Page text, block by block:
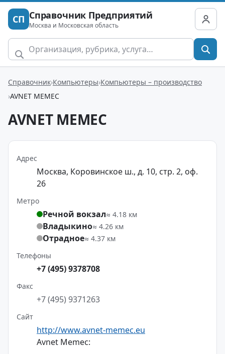
СП Справочник Предприятий
Москва и Московская область
Справочник Компьютеры Компьютеры – производство
AVNET MEMEC
AVNET MEMEC
Адрес
Москва, Коровинское ш., д. 10, стр. 2, оф.
26
Метро
Речной вокзал≈ 4.18 км
Владыкино≈ 4.26 км
Отрадное≈ 4.37 км
Телефоны
+7 (495) 9378708
Факс
+7 (495) 9371263
Сайт
http://www.avnet-memec.eu
Avnet Memec: